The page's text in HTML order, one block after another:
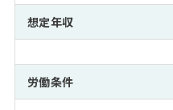
想定年収
労働条件